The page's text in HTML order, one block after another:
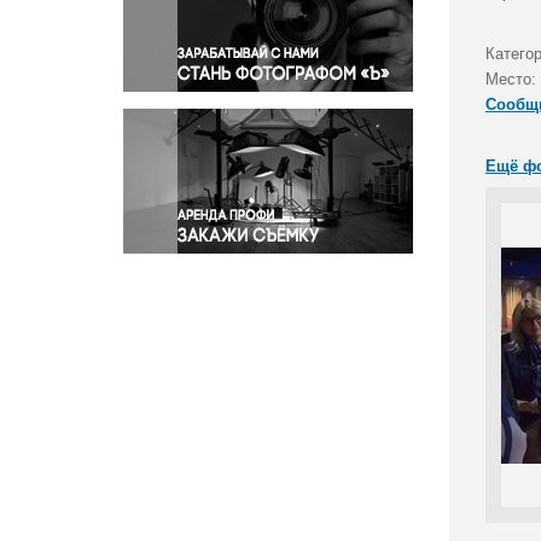
Правосудие
Происшествия и конфликты
Религия
Светская жизнь
Спорт
Экология
Экономика и бизнес
Место:
Ещё